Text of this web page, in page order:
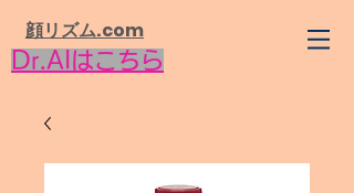
​顔リズム.com
Dr.AIはこちら